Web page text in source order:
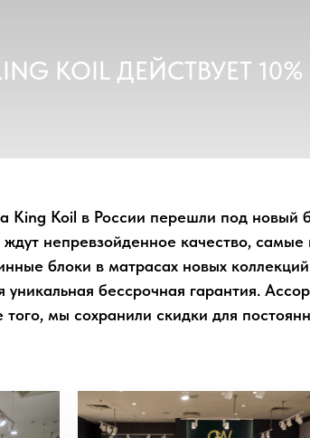
KOIL ДЕЙСТВУЕТ
King Koil в России перешли под новый
непревзойденное качество,
блоки в матрасах новых
уникальная бессрочная гарантия.
мы сохранили скидки для